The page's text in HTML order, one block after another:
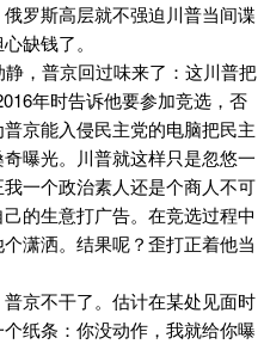
罗斯高层就不强迫川普当间谍
缺钱了。
，普京回过味来了：这川普把
年时告诉他要参加竞选，否
京能入侵民主党的电脑把民主
曝光。川普就这样只是忽悠一
一个政治素人还是个商人不可
的生意打广告。在竞选过程中
潇洒。结果呢？歪打正着他当
京不干了。估计在某处见面时
纸条：你没动作，我就给你曝